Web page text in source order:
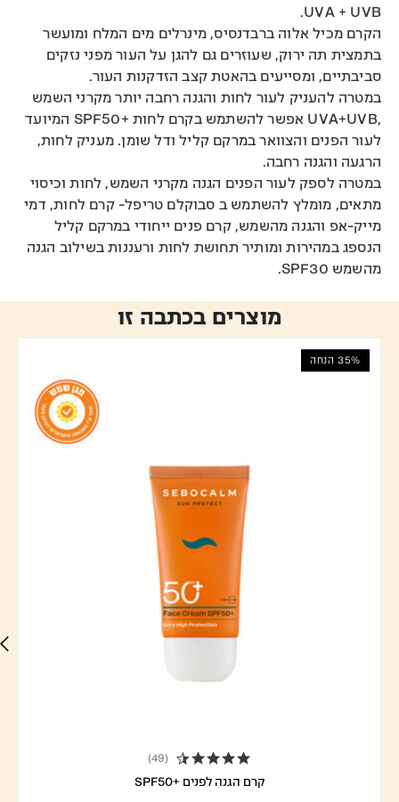
UVA + UVB.
הקרם מכיל אלוה ברבדנסיס, מינרלים מים המלח ומועשר
בתמצית תה ירוק, שעוזרים גם להגן על העור מפני נזקים
סביבתיים, ומסייעים בהאטת קצב הזדקנות העור.
במטרה להעניק לעור לחות והגנה רחבה יותר מקרני השמש
,UVA+UVB אפשר להשתמש
בקרם לחות +SPF50
המיועד
לעור הפנים והצוואר במרקם קליל ודל שומן. מעניק לחות,
הרגעה והגנה רחבה.
במטרה לספק לעור הפנים הגנה מקרני השמש, לחות וכיסוי
מתאים, מומלץ להשתמש ב סבוקלם טריפל- קרם לחות, דמי
מייק-אפ והגנה מהשמש, קרם פנים ייחודי במרקם קליל
הנספג במהירות ומותיר תחושת לחות ורעננות בשילוב הגנה
מהשמש SPF30.
מוצרים בכתבה זו
35% הנחה
4.4 star rating
(49)
קרם הגנה לפנים +SPF50